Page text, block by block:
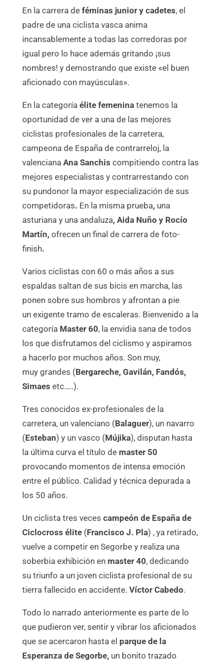
En la carrera de féminas junior y cadetes, el
padre de una ciclista vasca anima
incansablemente a todas las corredoras por
igual pero lo hace además gritando ¡sus
nombres! y demostrando que existe «el buen
aficionado con mayúsculas».
En la categoríaélite femeninatenemos la
oportunidad de ver a una de las mejores
ciclistas profesionales de la carretera,
campeona de España de contrarreloj, la
valenciana Ana Sanchis compitiendo contra las
mejores especialistas y contrarrestando con
su pundonor la mayor especialización de sus
competidoras. En la misma prueba, una
asturiana y una andaluza, Aida Nuño y Rocío
Martín, ofrecen un final de carrera de foto-
finish.
Varios ciclistas con 60 o más años a sus
espaldas saltan de sus bicis en marcha, las
ponen sobre sus hombros y afrontan a pie
un exigente tramo de escaleras. Bienvenido a la
categoría Master 60, la envidia sana de todos
los que disfrutamos del ciclismo y aspiramos
a hacerlo por muchos años. Son muy,
muy grandes (Bergareche, Gavilán, Fandós,
Simaes etc…..).
Tres conocidos ex-profesionales de la
carretera, un valenciano (Balaguer), un navarro
(Esteban) y un vasco (Mújika), disputan hasta
la última curva el título de master 50
provocando momentos de intensa emoción
entre el público. Calidad y técnica depurada a
los 50 años.
Un ciclista tres veces campeón de España de
Ciclocross élite(Francisco J. Pla) , ya retirado,
vuelve a competir en Segorbe y realiza una
soberbia exhibición enmaster 40, dedicando
su triunfo a un joven ciclista profesional de su
tierra fallecido en accidente. Víctor Cabedo.
Todo lo narrado anteriormente es parte de lo
que pudieron ver, sentir y vibrar los aficionados
que se acercaron hasta el parque de la
Esperanza de Segorbe, un bonito trazado